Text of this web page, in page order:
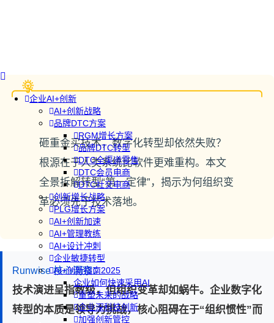
企业AI+创新
AI+创新战略
品牌DTC方案
RGM增长方案
品牌DTC转型
DTC全渠道零售
DTC会员电商
DTC社交电商
创新增长战略
PLG增长方案
AI+创新加速
AI+管理教练
AI+设计冲刺
企业敏捷转型
AI+创新指南2025
企业如何快速采用AI
重塑未来的战略
企业深科技创新
加强创新管控
砸重金买技术，数字化转型却依然失败？
根源在于人类系统比软件更难重构。本文
全景拆解转型“第一定律”，揭示为何组织变
革必须先于技术落地。
Runwise 核心洞察：
技术演进呈指数级，但组织变革却如蜗牛。企业数字化
转型的本质是领导力挑战，核心阻碍在于“组织惯性”而